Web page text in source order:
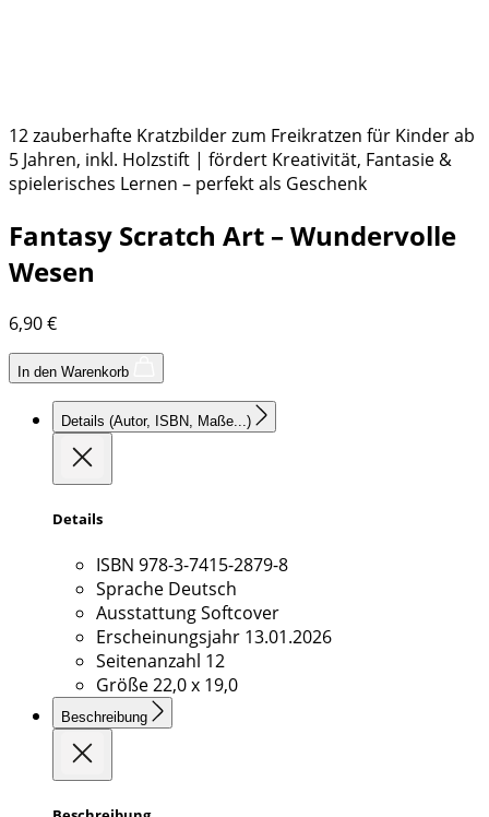
12 zauberhafte Kratzbilder zum Freikratzen für Kinder ab
5 Jahren, inkl. Holzstift | fördert Kreativität, Fantasie &
spielerisches Lernen – perfekt als Geschenk
Fantasy Scratch Art – Wundervolle
Wesen
6,90€
In den Warenkorb
Details (Autor, ISBN, Maße...)
Details
ISBN 978-3-7415-2879-8
Sprache Deutsch
AusstattungSoftcover
Erscheinungsjahr 13.01.2026
Seitenanzahl 12
Größe22,0 x 19,0
Beschreibung